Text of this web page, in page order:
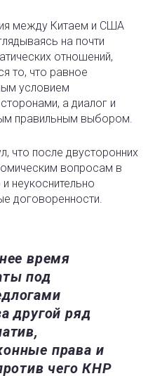
между Китаем и США
на почти
отношений,
то, что равное
условием
а диалог и
правильным выбором.
что после двусторонних
вопросам в
неукоснительно
договоренности.
время
под
другой ряд
права и
чего КНР